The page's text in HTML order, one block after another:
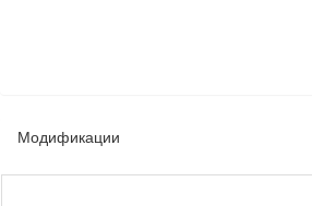
Модификации